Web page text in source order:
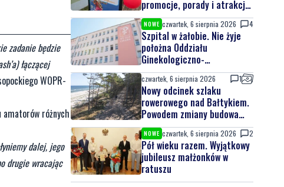
zadanie będzie
łączącej
WOPR-
amatorów różnych
dalej, jego
drugie wracając
promocje, porady i atrakcje
dla najmłodszych
NOWE czwartek, 6 sierpnia 2026 4
Szpital w żałobie. Nie żyje
położna Oddziału
Ginekologiczno-
Położniczego
czwartek, 6 sierpnia 2026 1
Nowy odcinek szlaku
rowerowego nad Bałtykiem.
Powodem zmiany budowa
elektrowni jądrowej
NOWE czwartek, 6 sierpnia 2026 2
Pół wieku razem. Wyjątkowy
jubileusz małżonków w
ratuszu